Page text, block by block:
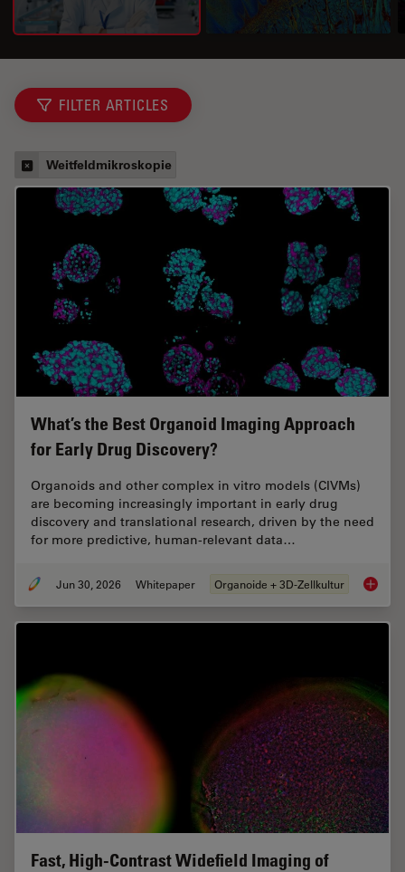
FILTER ARTICLES
Weitfeldmikroskopie
What’s the Best Organoid Imaging Approach
for Early Drug Discovery?
Organoids and other complex in vitro models (CIVMs)
are becoming increasingly important in early drug
discovery and translational research, driven by the need
for more predictive, human-relevant data…
Jun 30, 2026 Whitepaper Organoide + 3D-Zellkultur
Fast, High-Contrast Widefield Imaging of